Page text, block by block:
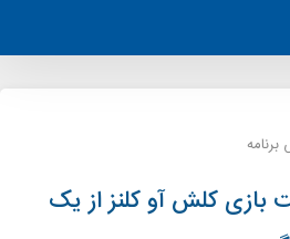
بازی کلش آو کلنز از یک